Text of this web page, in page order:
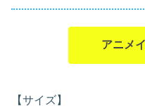
アニメ
【サイズ】